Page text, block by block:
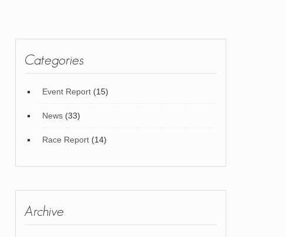
Categories
Event Report (15)
News (33)
Race Report (14)
Archive